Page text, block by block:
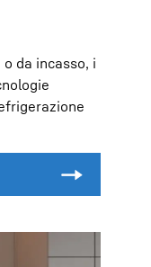
da incasso, i